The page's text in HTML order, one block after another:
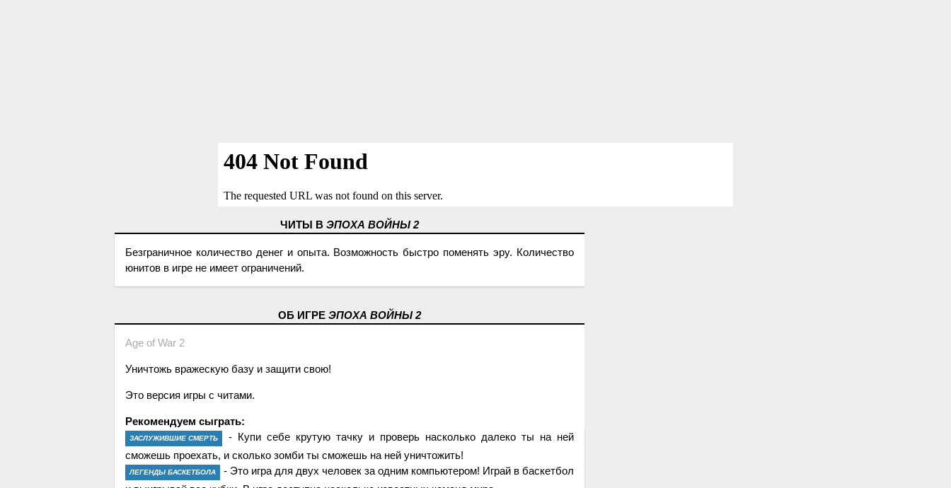
ЧИТЫ В ЭПОХА ВОЙНЫ 2
Безграничное количество денег и опыта. Возможность быстро поменять эру. Количество
юнитов в игре не имеет ограничений.
ОБ ИГРЕ ЭПОХА ВОЙНЫ 2
Age of War 2
Уничтожь вражескую базу и защити свою!
Это версия игры с читами.
Рекомендуем сыграть:
ЗАСЛУЖИВШИЕ СМЕРТЬ
- Купи себе крутую тачку и проверь насколько далеко ты на ней
сможешь проехать, и сколько зомби ты сможешь на ней уничтожить!
ЛЕГЕНДЫ БАСКЕТБОЛА
- Это игра для двух человек за одним компьютером! Играй в баскетбол